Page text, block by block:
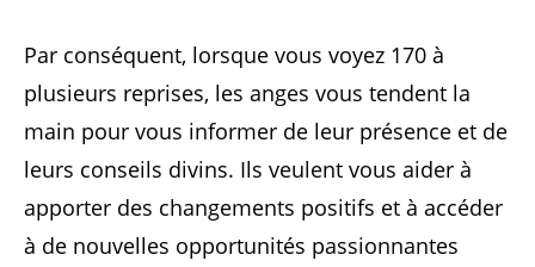
Par conséquent, lorsque vous voyez 170 à
plusieurs reprises, les anges vous tendent la
main pour vous informer de leur présence et de
leurs conseils divins. Ils veulent vous aider à
apporter des changements positifs et à accéder
à de nouvelles opportunités passionnantes